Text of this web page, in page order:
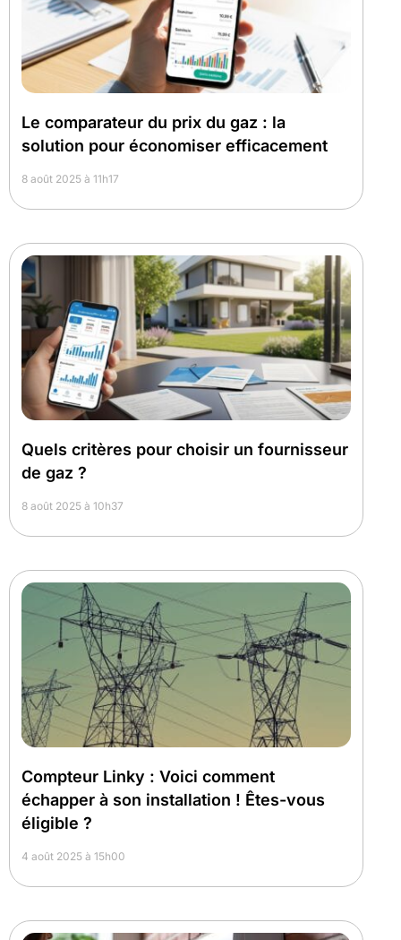
Le comparateur du prix du gaz : la
solution pour économiser efficacement
8 août 2025 à 11h17
Quels critères pour choisir un fournisseur
de gaz ?
8 août 2025 à 10h37
Compteur Linky : Voici comment
échapper à son installation ! Êtes-vous
éligible ?
4 août 2025 à 15h00